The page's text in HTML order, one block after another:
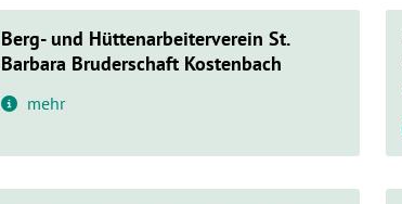
Berg- und Hüttenarbeiterverein St.
Barbara Bruderschaft Kostenbach
mehr